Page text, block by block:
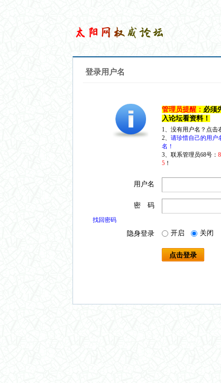
登录用户名
管理员提醒： 必须
入论坛看资料！
1、没有用户名？点
2、 请珍惜自己的用户
名！
3、联系管理员68号：
5 ！
用户名
密 码
找回密码
隐身登录 开启 关闭
点击登录